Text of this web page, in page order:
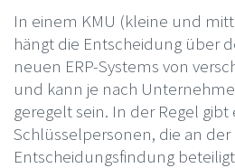
In einem KMU (kleine und
hängt die Entscheidung über
neuen ERP-Systems von
und kann je nach
geregelt sein. In der Regel gibt
Schlüsselpersonen, die an der
Entscheidungsfindung